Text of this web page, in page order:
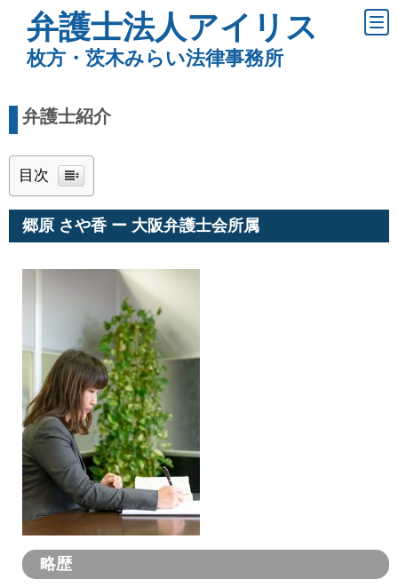
弁護士法人アイリス
枚方・茨木みらい法律事務所
弁護士紹介
目次
郷原 さや香 ー 大阪弁護士会所属
略歴